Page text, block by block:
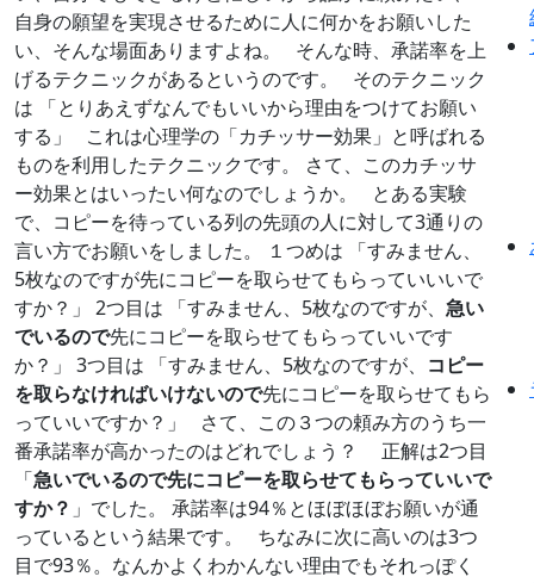
自身の願望を実現させるために人に何かをお願いした
い、そんな場面ありますよね。 そんな時、承諾率を上
げるテクニックがあるというのです。 そのテクニック
は 「とりあえずなんでもいいから理由をつけてお願い
する」 これは心理学の「カチッサー効果」と呼ばれる
ものを利用したテクニックです。 さて、このカチッサ
ー効果とはいったい何なのでしょうか。 とある実験
で、コピーを待っている列の先頭の人に対して3通りの
言い方でお願いをしました。 １つめは 「すみません、
5枚なのですが先にコピーを取らせてもらっていいいで
すか？」 2つ目は 「すみません、5枚なのですが、 急い
でいるので先にコピーを取らせてもらっていいです
か？」 3つ目は 「すみません、5枚なのですが、 コピー
を取らなければいけないので先にコピーを取らせてもら
っていいですか？」 さて、この３つの頼み方のうち一
番承諾率が高かったのはどれでしょう？ 正解は2つ目
「急いでいるので先にコピーを取らせてもらっていいで
すか？ 」でした。 承諾率は94％とほぼほぼお願いが通
っているという結果です。 ちなみに次に高いのは3つ
目で93％。なんかよくわかんない理由でもそれっぽく